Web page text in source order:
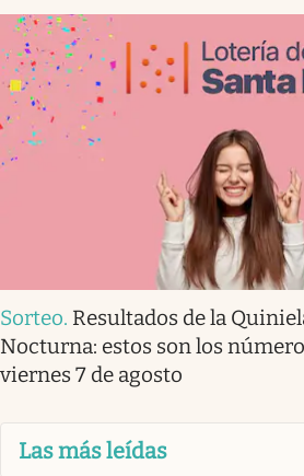
Sorteo. Resultados de la
Nocturna: estos son los
viernes 7 de agosto
Las más leídas